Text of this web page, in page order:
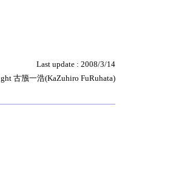
Last update : 2008/3/14
古籏一浩(KaZuhiro FuRuhata)